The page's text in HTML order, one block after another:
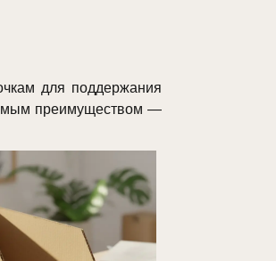
для поддержания
преимуществом —